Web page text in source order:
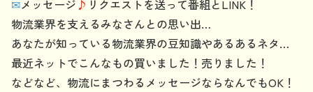
✉メッセージ♪ リクエストを送って番組とLINK！
物流業界を支えるみなさんとの思い出…
あなたが知っている物流業界の豆知識やあるあるネタ…
最近ネットでこんなもの買いました！売りました！
などなど、物流にまつわるメッセージならなんでもOK！